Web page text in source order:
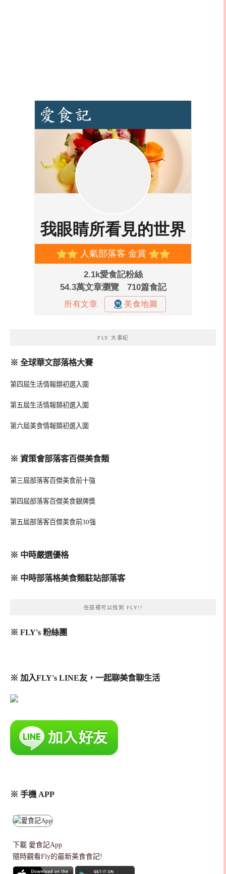
FLY 大事紀
※ 全球華文部落格大賽
第四屆生活情報類初選入圍
第五屆生活情報類初選入圍
第六屆美食情報類初選入圍
※ 資策會部落客百傑美食類
第三屆部落客百傑美食前十強
第四屆部落客百傑美食銀牌獎
第五屆部落客百傑美食前30強
※ 中時嚴選優格
※ 中時部落格美食類駐站部落客
在這裡可以找到 FLY!!
※ FLY's 粉絲團
※ 加入FLY's LINE友，一起聊美食聊生活
※ 手機 APP
下載 愛食記App
隨時觀看Fly的最新美食食記!